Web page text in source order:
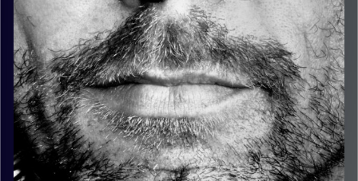
קרדיט תמונות: David Goehring